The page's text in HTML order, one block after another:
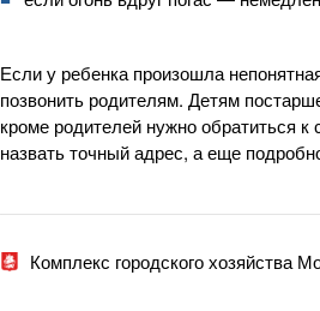
Если у ребенка произошла
позвонить родителям. Детям
кроме родителей нужно обратиться
назвать точный адрес, а еще
Комплекс городского хозяйства